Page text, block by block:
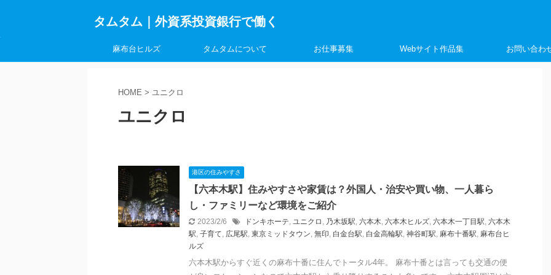
タムタム｜外資系投資銀行で働く
麻布台ヒルズ タムタムについて お仕事募集 Webサイト作品集 お問い合わ
HOME > ユニクロ
ユニクロ
港区の住みやすさ
【六本木駅】住みやすさや家賃は？外国人・治安や買い物、一人暮ら
し・ファミリーなど環境をご紹介
2023/2/6 ドンキホーテ, ユニクロ , 乃木坂駅, 六本木, 六本木ヒルズ, 六本木一丁目駅, 六本木
駅, 子育て, 広尾駅, 東京ミッドタウン, 無印, 白金台駅, 白金高輪駅, 神谷町駅, 麻布十番駅, 麻布台ヒ
ルズ
六本木駅からすぐ近くの麻布十番に住んでトータル4年。 麻布十番とは言っても交通の便